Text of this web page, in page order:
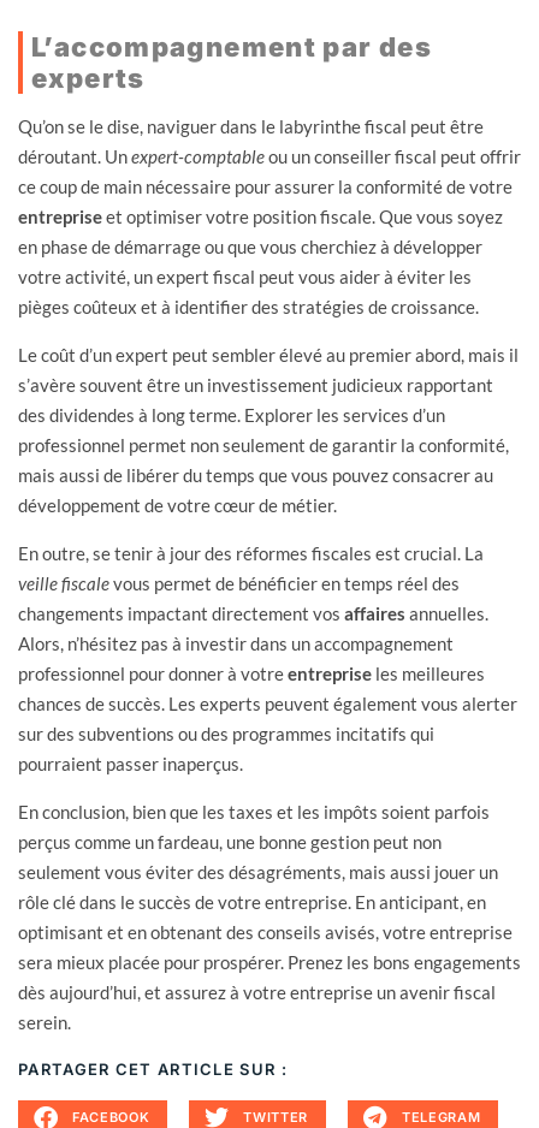
L’accompagnement par des
experts
Qu’on se le dise, naviguer dans le labyrinthe fiscal peut être
déroutant. Unexpert-comptableou un conseiller fiscal peut offrir
ce coup de main nécessaire pour assurer la conformité de votre
entrepriseet optimiser votre position fiscale. Que vous soyez
en phase de démarrage ou que vous cherchiez à développer
votre activité, un expert fiscal peut vous aider à éviter les
pièges coûteux et à identifier des stratégies de croissance.
Le coût d’un expert peut sembler élevé au premier abord, mais il
s’avère souvent être un investissement judicieux rapportant
des dividendes à long terme. Explorer les services d’un
professionnel permet non seulement de garantir la conformité,
mais aussi de libérer du temps que vous pouvez consacrer au
développement de votre cœur de métier.
En outre, se tenir à jour des réformes fiscales est crucial. La
veille fiscalevous permet de bénéficier en temps réel des
changements impactant directement vos affaires annuelles.
Alors, n’hésitez pas à investir dans un accompagnement
professionnel pour donner à votreentreprise les meilleures
chances de succès. Les experts peuvent également vous alerter
sur des subventions ou des programmes incitatifs qui
pourraient passer inaperçus.
En conclusion, bien que les taxes et les impôts soient parfois
perçus comme un fardeau, une bonne gestion peut non
seulement vous éviter des désagréments, mais aussi jouer un
rôle clé dans le succès de votre entreprise. En anticipant, en
optimisant et en obtenant des conseils avisés, votre entreprise
sera mieux placée pour prospérer. Prenez les bons engagements
dès aujourd’hui, et assurez à votre entreprise un avenir fiscal
serein.
PARTAGER CET ARTICLE SUR :
FACEBOOK TWITTER TELEGRAM